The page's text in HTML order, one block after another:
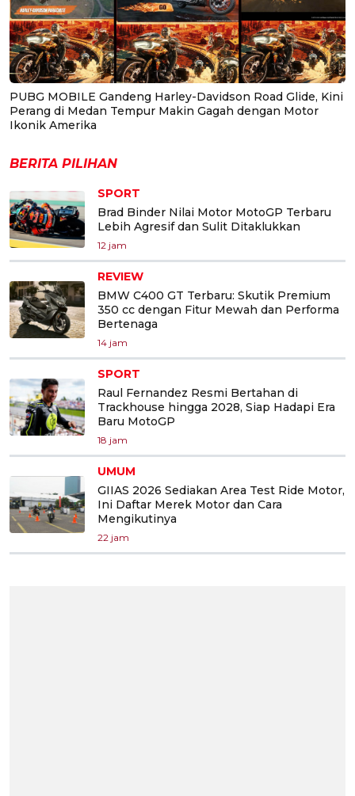
PUBG MOBILE Gandeng Harley-Davidson Road Glide, Kini
Perang di Medan Tempur Makin Gagah dengan Motor
Ikonik Amerika
BERITA PILIHAN
SPORT
Brad Binder Nilai Motor MotoGP Terbaru
Lebih Agresif dan Sulit Ditaklukkan
12 jam
REVIEW
BMW C400 GT Terbaru: Skutik Premium
350 cc dengan Fitur Mewah dan Performa
Bertenaga
14 jam
SPORT
Raul Fernandez Resmi Bertahan di
Trackhouse hingga 2028, Siap Hadapi Era
Baru MotoGP
18 jam
UMUM
GIIAS 2026 Sediakan Area Test Ride Motor,
Ini Daftar Merek Motor dan Cara
Mengikutinya
22 jam